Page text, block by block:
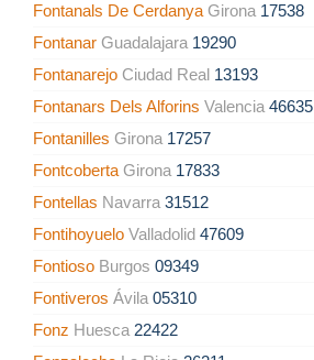
Fontanals De Cerdanya Girona 17538
Fontanar Guadalajara 19290
Fontanarejo Ciudad Real 13193
Fontanars Dels Alforins Valencia 46635
Fontanilles Girona 17257
Fontcoberta Girona 17833
Fontellas Navarra 31512
Fontihoyuelo Valladolid 47609
Fontioso Burgos 09349
Fontiveros Ávila 05310
Fonz Huesca 22422